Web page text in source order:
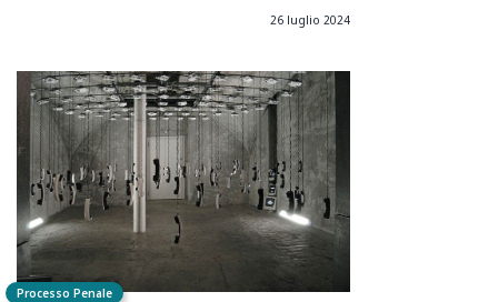
26 luglio 2024
Processo Penale